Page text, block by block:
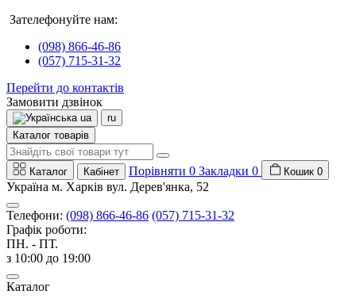
Зателефонуйте нам:
(098) 866-46-86
(057) 715-31-32
Перейти до контактів
Замовити дзвінок
ua
ru
Каталог товарів
Каталог Кабінет Порівняти 0 Закладки 0 Кошик 0
Україна м. Харків вул. Дерев'янка, 52
Телефони: (098) 866-46-86 (057) 715-31-32
Графік роботи:
ПН. - ПТ.
з 10:00 до 19:00
Каталог